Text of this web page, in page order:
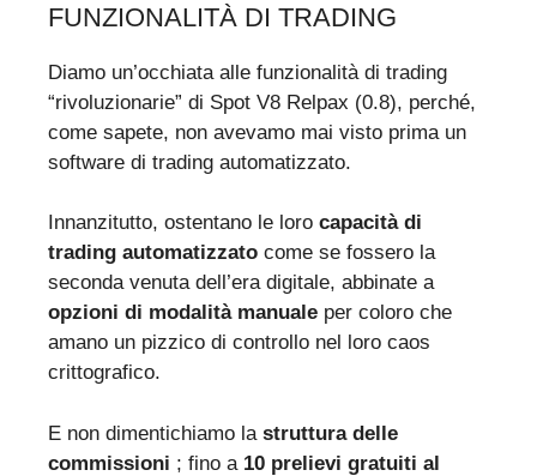
FUNZIONALITÀ DI TRADING
Diamo un’occhiata alle funzionalità di trading
“rivoluzionarie” di Spot V8 Relpax (0.8), perché,
come sapete, non avevamo mai visto prima un
software di trading automatizzato.
Innanzitutto, ostentano le loro capacità di
trading automatizzato come se fossero la
seconda venuta dell’era digitale, abbinate a
opzioni di modalità manuale per coloro che
amano un pizzico di controllo nel loro caos
crittografico.
E non dimentichiamo la struttura delle
commissioni ; fino a 10 prelievi gratuiti al